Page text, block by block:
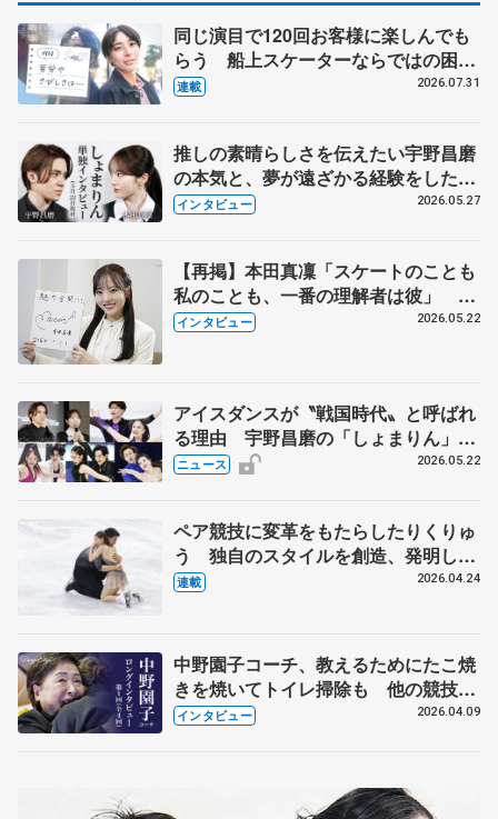
同じ演目で120回お客様に楽しんでも
らう 船上スケーターならではの困難
とは 影響あったPIW前キャプテン松
連載 2026.07.31
推しの素晴らしさを伝えたい宇野昌磨
の本気と、夢が遠ざかる経験をした本
田真凜の覚悟
インタビュー 2026.05.27
【再掲】本田真凜「スケートのことも
私のことも、一番の理解者は彼」 引
退時の単独インタビューで語った競技
インタビュー 2026.05.22
アイスダンスが〝戦国時代〟と呼ばれ
る理由 宇野昌磨の「しょまりん」ら
実力者が相次いで参戦 国内の競争激
ニュース 2026.05.22
ペア競技に変革をもたらしたりくりゅ
う 独自のスタイルを創造、発明した
【引退発表後②】
連載 2026.04.24
中野園子コーチ、教えるためにたこ焼
きを焼いてトイレ掃除も 他の競技に
も通用するという坂本花織の筋肉
インタビュー 2026.04.09